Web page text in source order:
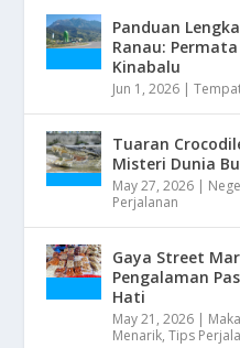
Panduan
Ranau:
Kinabalu
Jun 1, 2026 |
Tuaran
Misteri Dunia
May 27, 2026 |
Perjalanan
Gaya Street
Pengalaman
Hati
May 21, 2026 |
Menarik,Tips